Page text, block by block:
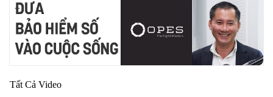
Tất Cả Video